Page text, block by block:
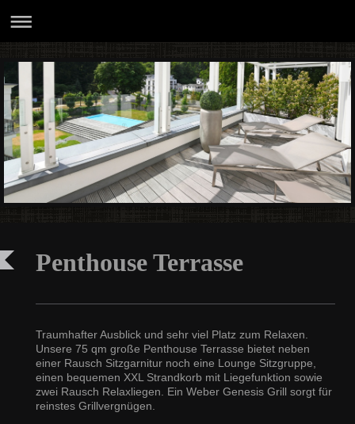
Penthouse Terrasse
Traumhafter Ausblick und sehr viel Platz zum Relaxen.
Unsere 75 qm große Penthouse Terrasse bietet neben
einer Rausch Sitzgarnitur noch eine Lounge Sitzgruppe,
einen bequemen XXL Strandkorb mit Liegefunktion sowie
zwei Rausch Relaxliegen. Ein Weber Genesis Grill sorgt für
reinstes Grillvergnügen.